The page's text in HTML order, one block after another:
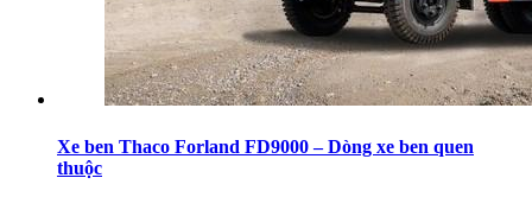
Xe ben Thaco Forland FD9000 – Dòng xe ben quen
thuộc